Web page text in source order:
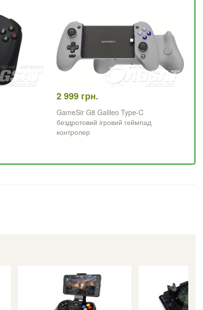
2 999 грн.
GameSir G8 Galileo Type-C
бездротовий ігровий геймпад
контролер